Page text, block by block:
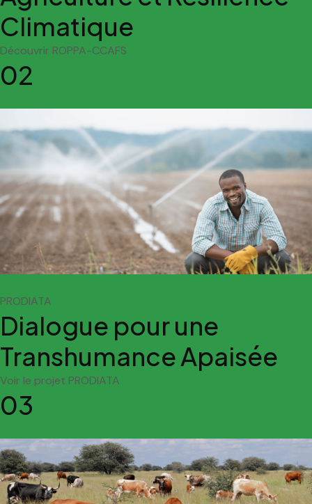
Climatique
Découvrir ROPPA-CCAFS
02
PRODIATA
Dialogue pour une
Transhumance Apaisée
Voir le projet PRODIATA
03